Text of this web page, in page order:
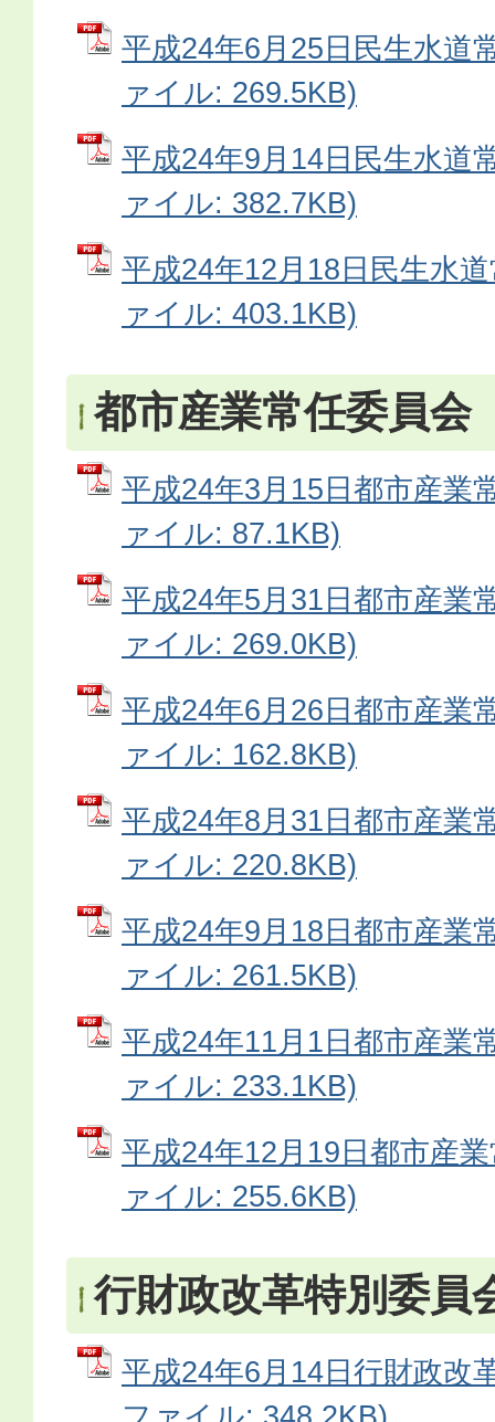
平成24年6月25日民生水道
ァイル: 269.5KB)
平成24年9月14日民生水道
ァイル: 382.7KB)
平成24年12月18日民生水
ァイル: 403.1KB)
都市産業常任委員会
平成24年3月15日都市産業
ァイル: 87.1KB)
平成24年5月31日都市産業
ァイル: 269.0KB)
平成24年6月26日都市産業
ァイル: 162.8KB)
平成24年8月31日都市産業
ァイル: 220.8KB)
平成24年9月18日都市産業
ァイル: 261.5KB)
平成24年11月1日都市産業
ァイル: 233.1KB)
平成24年12月19日都市産
ァイル: 255.6KB)
行財政改革特別委員
平成24年6月14日行財政改